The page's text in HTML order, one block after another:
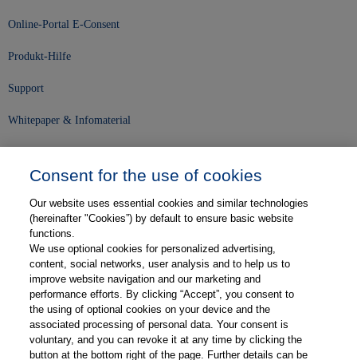
Online-Portal E-Consent
Produkt-Hilfe
Support
Whitepaper & Infomaterial
Karriere
Kontakt
Web-Semniare
Anwenderberichte
Partner
Consent for the use of cookies
Our website uses essential cookies and similar technologies
(hereinafter "Cookies”) by default to ensure basic website
functions.
We use optional cookies for personalized advertising,
content, social networks, user analysis and to help us to
improve website navigation and our marketing and
performance efforts. By clicking “Accept”, you consent to
the using of optional cookies on your device and the
associated processing of personal data. Your consent is
voluntary, and you can revoke it at any time by clicking the
button at the bottom right of the page. Further details can be